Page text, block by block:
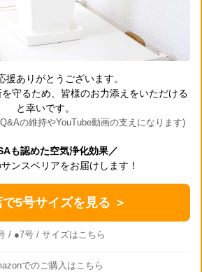
援ありがとうございます。
守るため、皆様のお力添えをいただける
と幸いです。
の維持やYouTube動画の支えになります)
も認めた空気浄化効果／
ンスベリアをお届けします！
5号サイズを見る ＞
/ ●7号/ サイズはこちら
でのご購入はこちら